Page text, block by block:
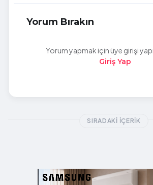
Yorum Bırakın
Yorum yapmak için üye girişi
Giriş Yap
SIRADAKI İÇERIK